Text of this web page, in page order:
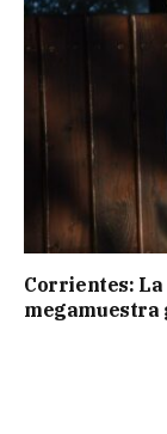
Corrientes: La